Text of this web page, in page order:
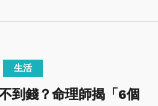
生活
到錢？命理師揭「6個